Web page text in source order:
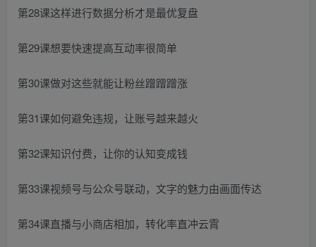
第28课这样进行数据分析才是最优复盘
第29课想要快速提高互动率很简单
第30课做对这些就能让粉丝蹭蹭蹭涨
第31课如何避免违规，让账号越来越火
第32课知识付费，让你的认知变成钱
第33课视频号与公众号联动，文字的魅力由画面传达
第34课直播与小商店相加，转化率直冲云霄